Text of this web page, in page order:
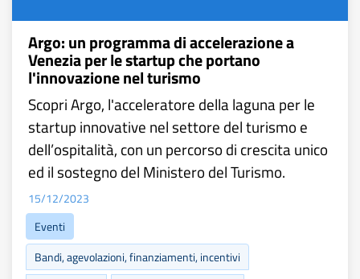
Argo: un programma di accelerazione a
Venezia per le startup che portano
l'innovazione nel turismo
Scopri Argo, l'acceleratore della laguna per le
startup innovative nel settore del turismo e
dell’ospitalità, con un percorso di crescita unico
ed il sostegno del Ministero del Turismo.
15/12/2023
Eventi
Bandi, agevolazioni, finanziamenti, incentivi